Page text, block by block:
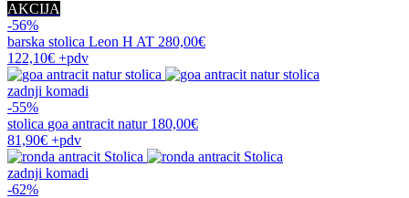
AKCIJA
-56%
barska stolica Leon H AT 280,00€
122,10€ +pdv
zadnji komadi
-55%
stolica goa antracit natur 180,00€
81,90€ +pdv
zadnji komadi
-62%